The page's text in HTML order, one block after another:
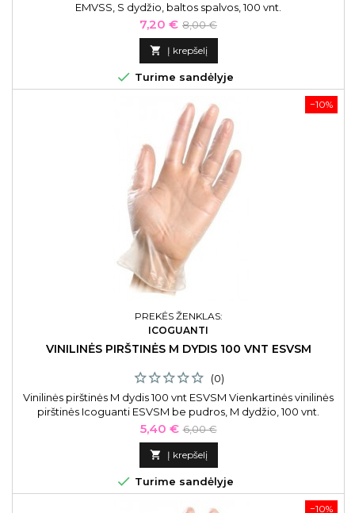
EMVSS, S dydžio, baltos spalvos, 100 vnt.
Kaina
7,20 € Bazinė
kaina
8,00 €
 Į krepšelį
 Turime sandėlyje
−10%
PREKĖS ŽENKLAS:
ICOGUANTI
VINILINĖS PIRŠTINĖS M DYDIS 100 VNT ESVSM
(0)
Vinilinės pirštinės M dydis 100 vnt ESVSM Vienkartinės vinilinės
pirštinės Icoguanti ESVSM be pudros, M dydžio, 100 vnt.
Kaina
5,40 € Bazinė
kaina
6,00 €
 Į krepšelį
 Turime sandėlyje
−10%